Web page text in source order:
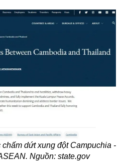
dứt xung đột Campuchia -
Nguồn: state.gov